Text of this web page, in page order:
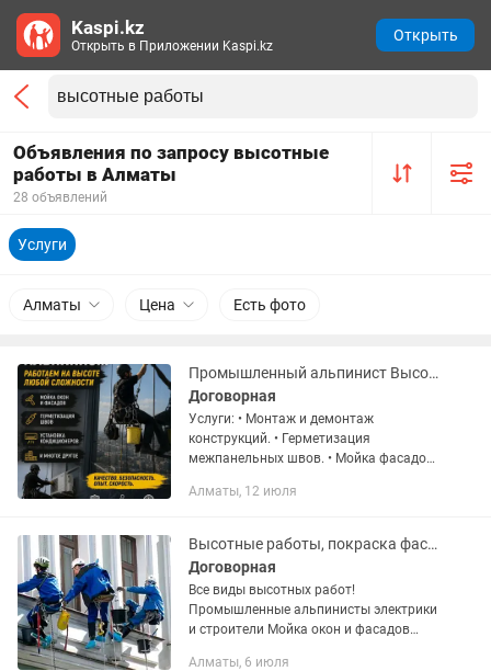
Объявления по запросу высотные
работы в Алматы
28 объявлений
Услуги
Алматы Цена Есть фото
Промышленный альпинист Высотные работы
Договорная
Услуги: • Монтаж и демонтаж
конструкций. • Герметизация
межпанельных швов. • Мойка фасадов,
металлоконструкций. • Очистка кровли
Алматы, 12 июля
Высотные работы, покраска фасадов. Установка кондиционеров. Альпинисты!
Договорная
Все виды высотных работ!
Промышленные альпинисты электрики
и строители Мойка окон и фасадов
Алматы, 6 июля
Kaspi.kz
Открыть в Приложении Kaspi.kz
Открыть